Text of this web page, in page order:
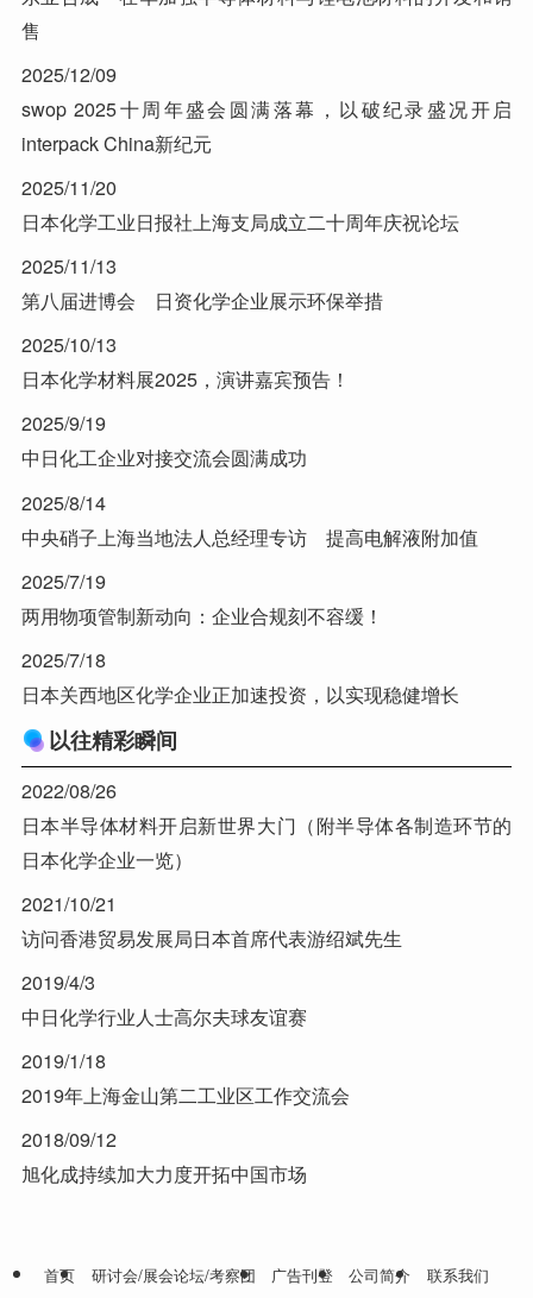
售
2025/12/09
swop 2025十周年盛会圆满落幕，以破纪录盛况开启
interpack China新纪元
2025/11/20
日本化学工业日报社上海支局成立二十周年庆祝论坛
2025/11/13
第八届进博会 日资化学企业展示环保举措
2025/10/13
日本化学材料展2025，演讲嘉宾预告！
2025/9/19
中日化工企业对接交流会圆满成功
2025/8/14
中央硝子上海当地法人总经理专访 提高电解液附加值
2025/7/19
两用物项管制新动向：企业合规刻不容缓！
2025/7/18
日本关西地区化学企业正加速投资，以实现稳健增长
以往精彩瞬间
2022/08/26
日本半导体材料开启新世界大门（附半导体各制造环节的
日本化学企业一览）
2021/10/21
访问香港贸易发展局日本首席代表游绍斌先生
2019/4/3
中日化学行业人士高尔夫球友谊赛
2019/1/18
2019年上海金山第二工业区工作交流会
2018/09/12
旭化成持续加大力度开拓中国市场
首页 研讨会/展会论坛/考察团 广告刊登 公司简介
联系我们